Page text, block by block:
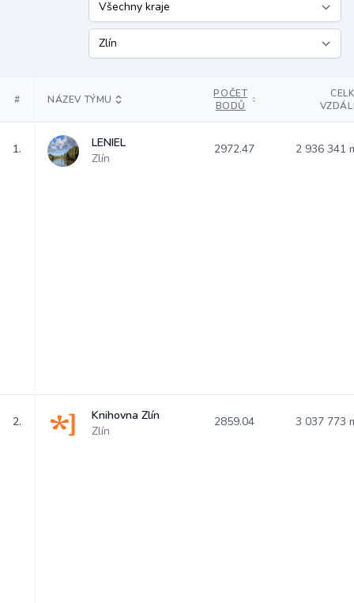
# NÁZEV TÝMU
POČET
BODŮ
1.
LENIEL
Zlín
2972.47 2 936 341
2.
Knihovna Zlín
Zlín
2859.04 3 037 773